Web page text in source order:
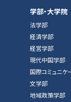
学部・大学院
法学部
経済学部
経営学部
現代中国学部
国際コミュニケ
文学部
地域政策学部